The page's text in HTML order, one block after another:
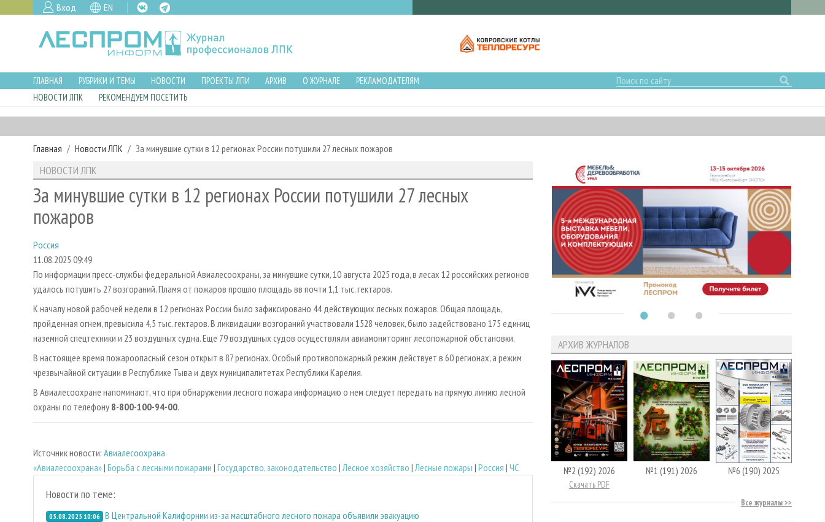
Вход EN
ГЛАВНАЯ РУБРИКИ И ТЕМЫ НОВОСТИ ПРОЕКТЫ ЛПИ АРХИВ О ЖУРНАЛЕ
РЕКЛАМОДАТЕЛЯМ
НОВОСТИ ЛПК
РЕКОМЕНДУЕМ ПОСЕТИТЬ
Главная Новости ЛПК За минувшие сутки в 12 регионах России потушили 27 лесных пожаров
НОВОСТИ ЛПК
За минувшие сутки в 12 регионах России потушили 27 лесных
пожаров
Россия
11.08.2025 09:49
По информации пресс-службы федеральной Авиалесоохраны, за минувшие сутки, 10 августа 2025 года, в лесах 12 российских регионов
удалось потушить 27 возгораний. Пламя от пожаров прошло площадь вв почти 1,1 тыс. гектаров.
К началу новой рабочей недели в 12 регионах России было зафиксировано 44 действующих лесных пожаров. Общая площадь,
пройденная огнем, превысила 4,5 тыс. гектаров. В ликвидации возгораний участвовали 1528 человек, было задействовано 175 единиц
наземной спецтехники и 23 воздушных судна. Еще 79 воздушных судов осуществляли авиамониторинг лесопожарной обстановки.
В настоящее время пожароопасный сезон открыт в 87 регионах. Особый противопожарный режим действует в 60 регионах, а режим
чрезвычайной ситуации в Республике Тыва и двух муниципалитетах Республики Карелия.
В Авиалесоохране напоминают, что при обнаружении лесного пожара информацию о нем следует передать на прямую линию лесной
охраны по телефону 8-800-100-94-00.
Источник новости: Авиалесоохрана
«Авиалесоохрана»| Борьба с лесными пожарами | Государство, законодательство | Лесное хозяйство | Лесные пожары | Россия | ЧС
Новости по теме:
05.08.2025 10:06 В Центральной Калифорнии из-за масштабного лесного пожара объявили эвакуацию
АРХИВ ЖУРНАЛОВ
№2 (192) 2026
Скачать PDF
№1 (191) 2026 №6 (190) 2025
Все журналы